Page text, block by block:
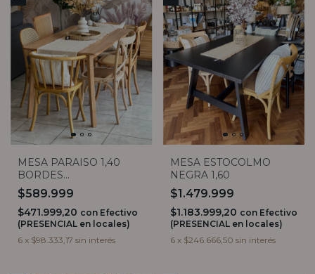
MESA PARAISO 1,40
BORDES
REDONDEADOS
$589.999
$471.999,20 con Efectivo
(PRESENCIAL en locales)
6 x $98.333,17 sin interés
MESA ESTOCOLMO
NEGRA 1,60
$1.479.999
$1.183.999,20 con Efectivo
(PRESENCIAL en locales)
6 x $246.666,50 sin interés